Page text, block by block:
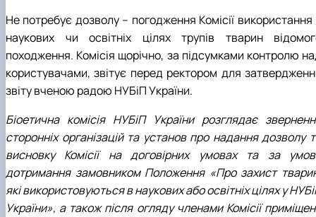
Не потребує дозволу – погодження Комісії використання
наукових чи освітніх цілях трупів тварин
походження. Комісія щорічно, за підсумками контролю
користувачами, звітує перед ректором для
звіту вченою радою НУБіП України.
Біоетична комісія НУБіП України розглядає
сторонніх організацій та установ про надання дозволу
висновку Комісії на договірних умовах та за
дотримання замовником Положення «Про захист
які використовуються в наукових або освітніх цілях у
України», а також після огляду членами Комісії